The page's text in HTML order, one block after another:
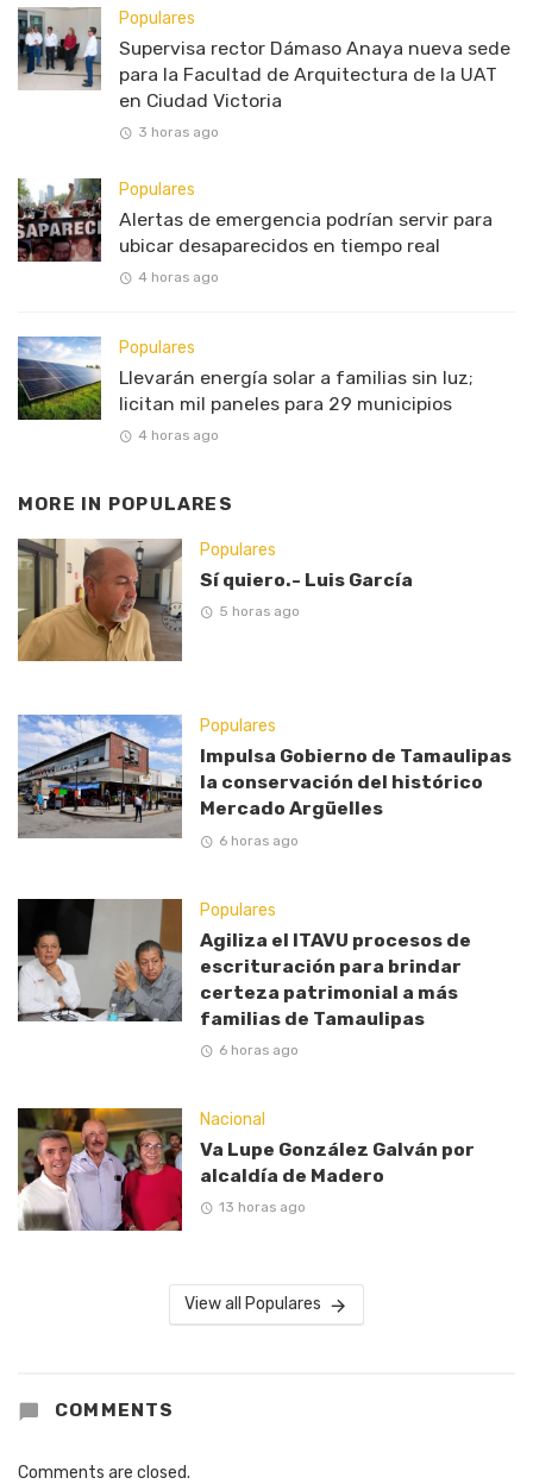
Populares
Supervisa rector Dámaso Anaya nueva sede
para la Facultad de Arquitectura de la UAT
en Ciudad Victoria
3 horas ago
Populares
Alertas de emergencia podrían servir para
ubicar desaparecidos en tiempo real
4 horas ago
Populares
Llevarán energía solar a familias sin luz;
licitan mil paneles para 29 municipios
4 horas ago
MORE IN POPULARES
Populares
Sí quiero.- Luis García
5 horas ago
Populares
Impulsa Gobierno de Tamaulipas
la conservación del histórico
Mercado Argüelles
6 horas ago
Populares
Agiliza el ITAVU procesos de
escrituración para brindar
certeza patrimonial a más
familias de Tamaulipas
6 horas ago
Nacional
Va Lupe González Galván por
alcaldía de Madero
13 horas ago
View all Populares
COMMENTS
Comments are closed.